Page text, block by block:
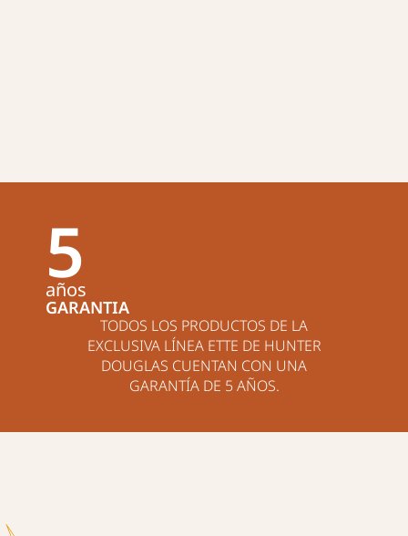
5
años
GARANTIA
TODOS LOS PRODUCTOS DE LA
EXCLUSIVA LÍNEA ETTE DE HUNTER
DOUGLAS CUENTAN CON UNA
GARANTÍA DE 5 AÑOS.